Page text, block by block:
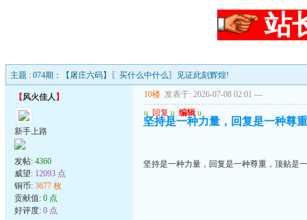
站
主题 : 074期：【屠庄六码】〖买什么中什么〗见证此刻辉煌!
【风火佳人 】
新手上路
发帖: 4360
威望: 12093 点
铜币: 3677 枚
贡献值: 0 点
好评度: 0 点
10楼 发表于: 2026-07-08 02:01 ---
u 回复 u 编辑 u
坚持是一种力量，回复是一种尊
坚持是一种力量，回复是一种尊重，顶贴是